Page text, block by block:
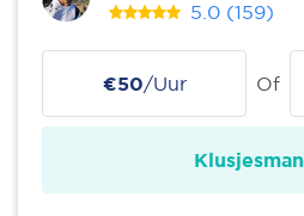
5.0 (159)
€50/Uur Of
Klusjesman